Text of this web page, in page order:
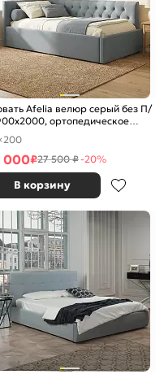
Afelia велюр серый без П/
ортопедическое
изголовье мягкое
000₽27 500 ₽-20%
В корзину